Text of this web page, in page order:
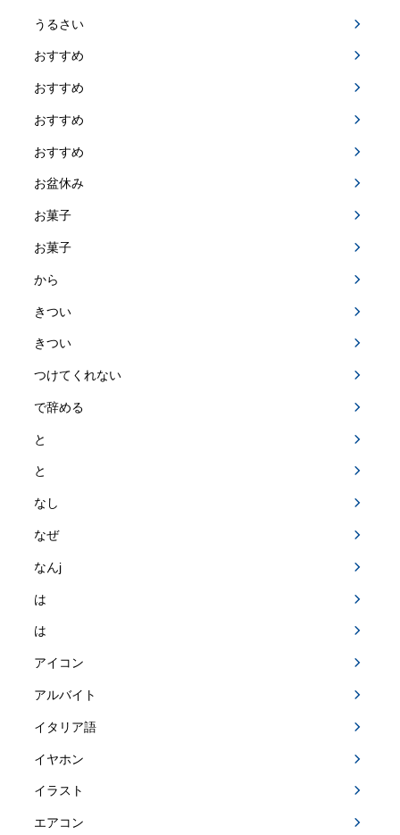
うるさい
おすすめ
おすすめ
おすすめ
おすすめ
お盆休み
お菓子
お菓子
から
きつい
きつい
つけてくれない
で辞める
と
と
なし
なぜ
なんj
は
は
アイコン
アルバイト
イタリア語
イヤホン
イラスト
エアコン